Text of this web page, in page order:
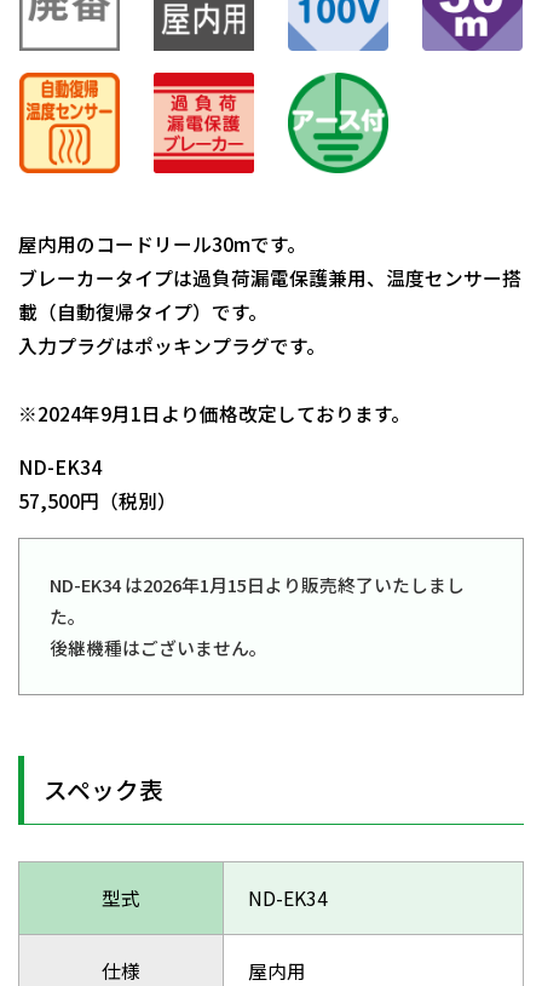
屋内用のコードリール30mです。
ブレーカータイプは過負荷漏電保護兼用、温度センサー搭
載（自動復帰タイプ）です。
入力プラグはポッキンプラグです。
※2024年9月1日より価格改定しております。
ND-EK34
57,500円（税別）
ND-EK34 は2026年1月15日より販売終了いたしまし
た。
後継機種はございません。
スペック表
型式 ND-EK34
仕様 屋内用